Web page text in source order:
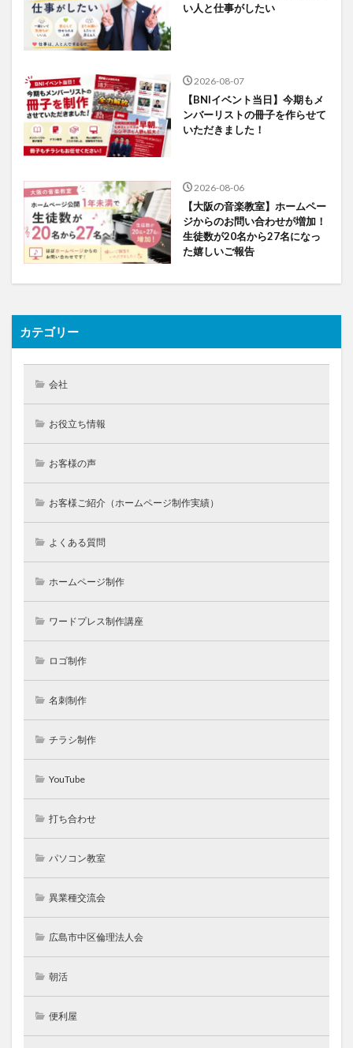
い人と仕事がしたい
2026-08-07
【BNIイベント当日】今期もメ
ンバーリストの冊子を作らせて
いただきました！
2026-08-06
【大阪の音楽教室】ホームペー
ジからのお問い合わせが増加！
生徒数が20名から27名になっ
た嬉しいご報告
カテゴリー
会社
お役立ち情報
お客様の声
お客様ご紹介（ホームページ制作実績）
よくある質問
ホームページ制作
ワードプレス制作講座
ロゴ制作
名刺制作
チラシ制作
YouTube
打ち合わせ
パソコン教室
異業種交流会
広島市中区倫理法人会
朝活
便利屋